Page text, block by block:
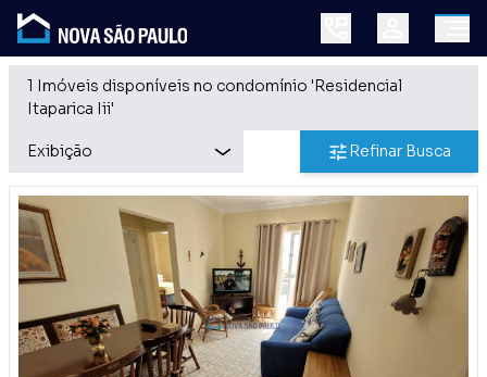
1 Imóveis disponíveis no condomínio 'Residencial
Itaparica Iii'
Refinar Busca